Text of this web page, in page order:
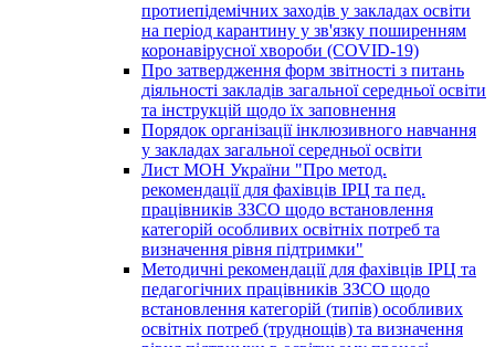
протиепідемічних заходів у закладах освіти
на період карантину у зв'язку поширенням
коронавірусної хвороби (COVID-19)
Про затвердження форм звітності з питань
діяльності закладів загальної середньої освіти
та інструкцій щодо їх заповнення
Порядок організації інклюзивного навчання
у закладах загальної середньої освіти
Лист МОН України "Про метод.
рекомендації для фахівців ІРЦ та пед.
працівників ЗЗСО щодо встановлення
категорій особливих освітніх потреб та
визначення рівня підтримки"
Методичні рекомендації для фахівців ІРЦ та
педагогічних працівників ЗЗСО щодо
встановлення категорій (типів) особливих
освітніх потреб (труднощів) та визначення